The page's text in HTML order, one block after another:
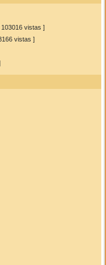
103016 vistas ]
vistas ]